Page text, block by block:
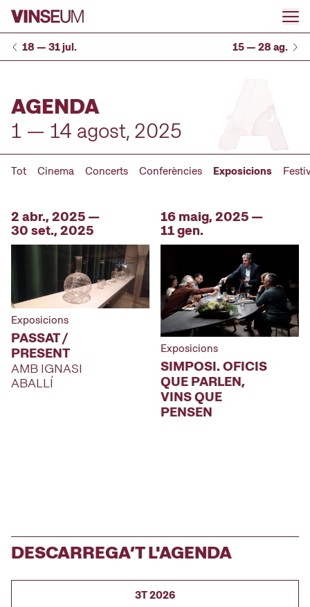
Anar al contingut
18 — 31 jul. 15 — 28 ag.
AGENDA
1 — 14 agost, 2025
Tot Cinema Concerts Conferències Exposicions
2 abr., 2025 —
30 set., 2025
Exposicions
PASSAT /
PRESENT
AMB IGNASI
ABALLÍ
16 maig, 2025 —
11 gen.
Exposicions
SIMPOSI. OFICIS
QUE PARLEN,
VINS QUE
PENSEN
DESCARREGA’T L'AGENDA
3T 2026